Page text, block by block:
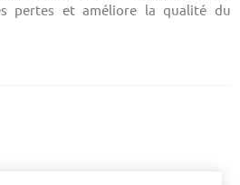
pertes et améliore la qualité du